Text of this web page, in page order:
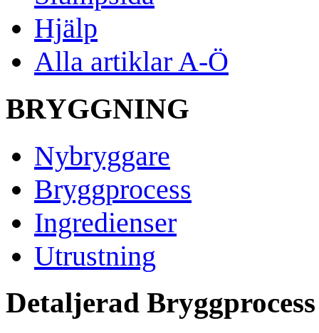
Hjälp
Alla artiklar A-Ö
BRYGGNING
Nybryggare
Bryggprocess
Ingredienser
Utrustning
Detaljerad Bryggprocess